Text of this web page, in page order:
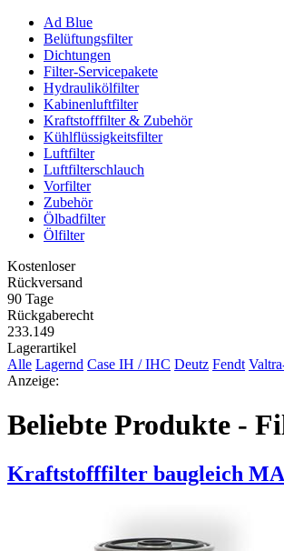
Ad Blue
Belüftungsfilter
Dichtungen
Filter-Servicepakete
Hydraulikölfilter
Kabinenluftfilter
Kraftstofffilter & Zubehör
Kühlflüssigkeitsfilter
Luftfilter
Luftfilterschlauch
Vorfilter
Zubehör
Ölbadfilter
Ölfilter
Kostenloser
Rückversand
90 Tage
Rückgaberecht
233.149
Lagerartikel
Alle Lagernd Case IH / IHC Deutz Fendt
Anzeige:
Beliebte Produkte -
Kraftstofffilter baugleich